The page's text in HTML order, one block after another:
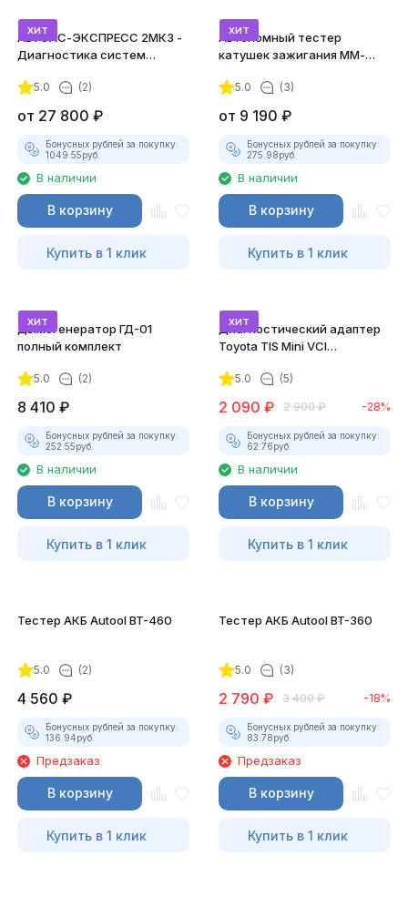
хит
АВТОАС-ЭКСПРЕСС 2МК3 -
Диагностика систем
5.0 (2)
от 27 800 ₽
Бонусных рублей за покупку:
1049.55руб.
В наличии
В корзину
Купить в 1 клик
хит
Автономный тестер
катушек зажигания ММ-
комплект)
5.0 (3)
от 9 190 ₽
Бонусных рублей за покупку:
275.98руб.
В наличии
В корзину
Купить в 1 клик
хит
Дымогенератор ГД-01
полный комплект
5.0 (2)
8 410 ₽
Бонусных рублей за покупку:
252.55руб.
В наличии
В корзину
Купить в 1 клик
хит
Диагностический адаптер
Toyota TIS Mini VCI
5.0 (5)
2 090 ₽ 2 900 ₽ -28%
Бонусных рублей за покупку:
62.76руб.
В наличии
В корзину
Купить в 1 клик
Тестер АКБ Autool BT-460
5.0 (2)
4 560 ₽
Бонусных рублей за покупку:
136.94руб.
Предзаказ
В корзину
Купить в 1 клик
Тестер АКБ Autool BT-360
5.0 (3)
2 790 ₽ 3 400 ₽ -18%
Бонусных рублей за покупку:
83.78руб.
Предзаказ
В корзину
Купить в 1 клик